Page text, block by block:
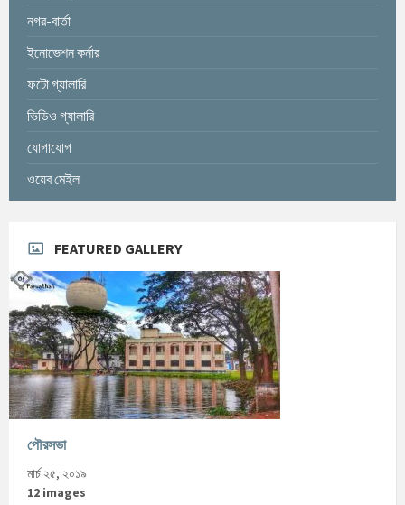
নগর-বার্তা
ইনোভেশন কর্নার
ফটো গ্যালারি
ভিডিও গ্যালারি
যোগাযোগ
ওয়েব মেইল
FEATURED GALLERY
পৌরসভা
মার্চ ২৫, ২০১৯
12 images